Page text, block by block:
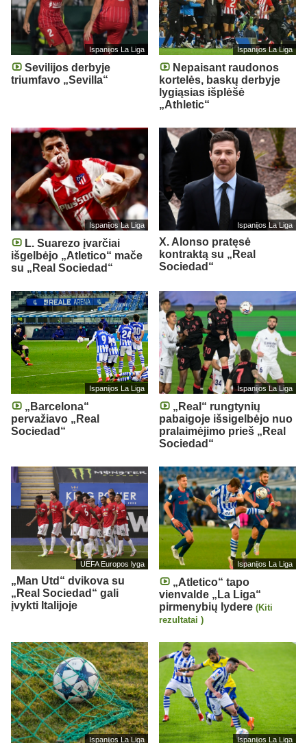
Ispanijos La Liga
Sevilijos derbyje
triumfavo „Sevilla“
Ispanijos La Liga
Nepaisant raudonos
kortelės, baskų derbyje
lygiąsias išplėšė
„Athletic“
Ispanijos La Liga
L. Suarezo įvarčiai
išgelbėjo „Atletico“ mače
su „Real Sociedad“
Ispanijos La Liga
X. Alonso pratęsė
kontraktą su „Real
Sociedad“
Ispanijos La Liga
„Barcelona“
pervažiavo „Real
Sociedad“
Ispanijos La Liga
„Real“ rungtynių
pabaigoje išsigelbėjo nuo
pralaimėjimo prieš „Real
Sociedad“
UEFA Europos lyga
„Man Utd“ dvikova su
„Real Sociedad“ gali
įvykti Italijoje
Ispanijos La Liga
„Atletico“ tapo
vienvalde „La Liga“
pirmenybių lydere (Kiti
rezultatai )
Ispanijos La Liga Ispanijos La Liga